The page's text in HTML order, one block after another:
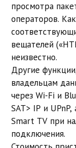
просмотра
операторов.
вещателей
неизвестно.
Другие
владельцам
через Wi-Fi и
SAT> IP и
Smart TV при
подключения.